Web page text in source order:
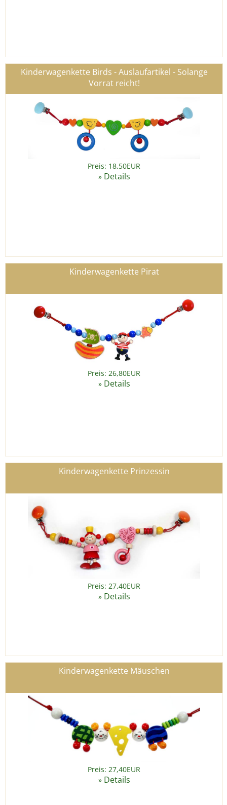
Kinderwagenkette Birds - Auslaufartikel - Solange
Vorrat reicht!
Preis: 18,50EUR
» Details
Kinderwagenkette Pirat
Preis: 26,80EUR
» Details
Kinderwagenkette Prinzessin
Preis: 27,40EUR
» Details
Kinderwagenkette Mäuschen
Preis: 27,40EUR
» Details